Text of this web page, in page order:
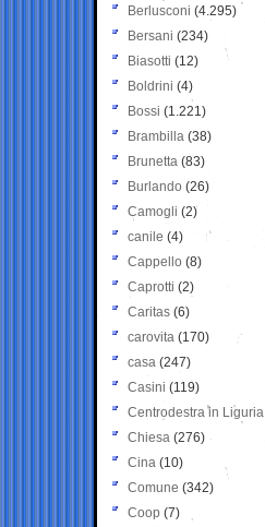
Berlusconi (4.295)
Bersani (234)
Biasotti (12)
Boldrini (4)
Bossi (1.221)
Brambilla (38)
Brunetta (83)
Burlando (26)
Camogli (2)
canile (4)
Cappello (8)
Caprotti (2)
Caritas (6)
carovita (170)
casa (247)
Casini (119)
Centrodestra in Liguria
Chiesa (276)
Cina (10)
Comune (342)
Coop (7)